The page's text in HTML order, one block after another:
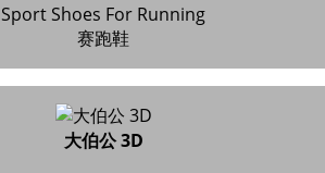
Sport Shoes For Running
赛跑鞋
大伯公 3D